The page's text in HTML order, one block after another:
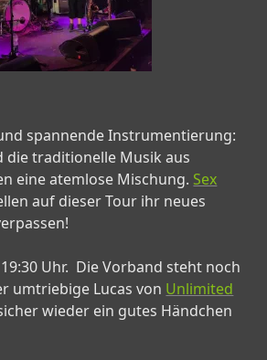
spannende Instrumentierung:
die traditionelle Musik aus
eine atemlose Mischung. Sex
auf dieser Tour ihr neues
Uhr. Die Vorband steht noch
umtriebige Lucas von Unlimited
wieder ein gutes Händchen